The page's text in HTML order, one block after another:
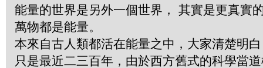
能量的世界是另外一個世界， 其實是更真實
萬物都是能量。
本來自古人類都活在能量之中，大家清楚明
只是最近二三百年，由於西方舊式的科學當